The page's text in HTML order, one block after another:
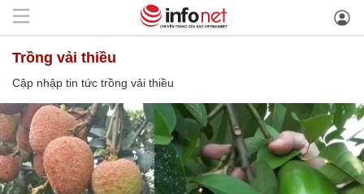
trồng vải thiều
Cập nhập tin tức trồng vải thiều